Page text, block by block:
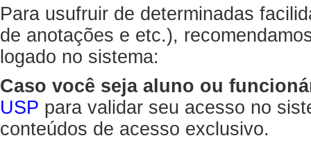
Para usufruir de determinadas
de anotações e etc.),
logado no sistema:
Caso você seja aluno ou
USP para validar seu acesso no
conteúdos de acesso exclusivo.